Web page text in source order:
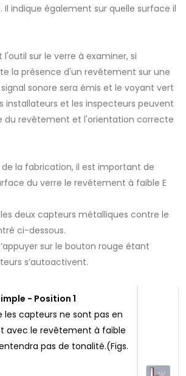
Il indique également sur quelle surface il
sur le verre à examiner, si
la présence d'un revêtement sur une
sonore sera émis et le voyant vert
installateurs et les inspecteurs peuvent
du revêtement et l'orientation correcte
de la fabrication, il est important de
du verre le revêtement à faible E
deux capteurs métalliques contre le
ci-dessous.
sur le bouton rouge étant
s’autoactivent.
- Position 1
les capteurs ne sont pas en
avec le revêtement à faible
pas de tonalité.(Figs.